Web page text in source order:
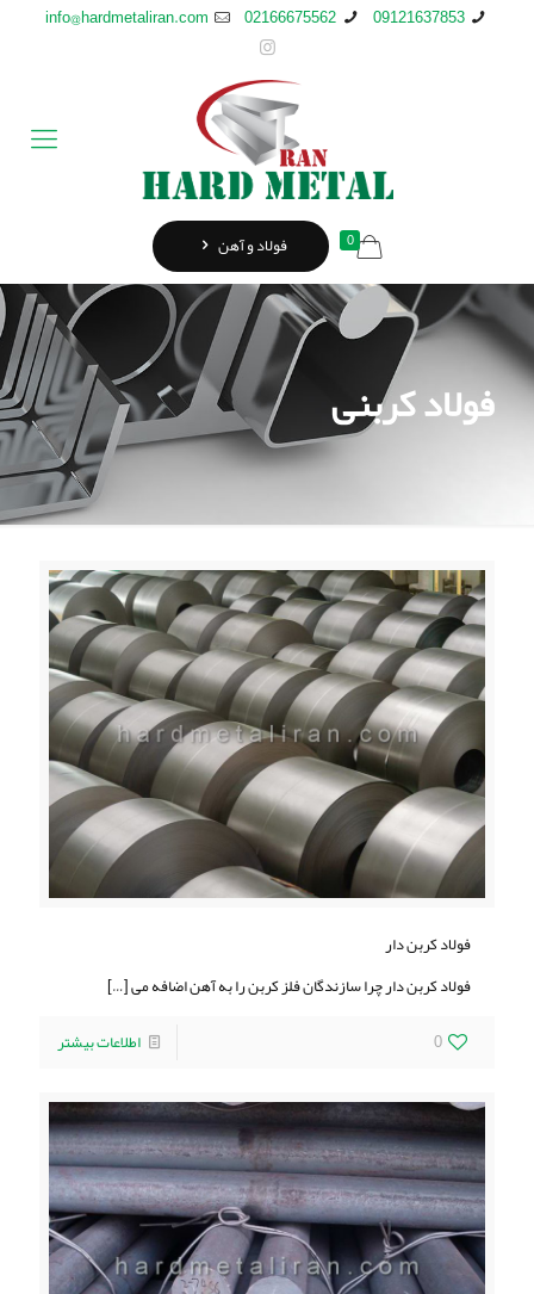
09121637853
02166675562
info@hardmetaliran.com
0 فولاد و آهن
فولاد کربنی
فولاد کربن دار
فولاد کربن دار چرا سازندگان فلز کربن را به آهن اضافه می[…]
0
اطلاعات بیشتر